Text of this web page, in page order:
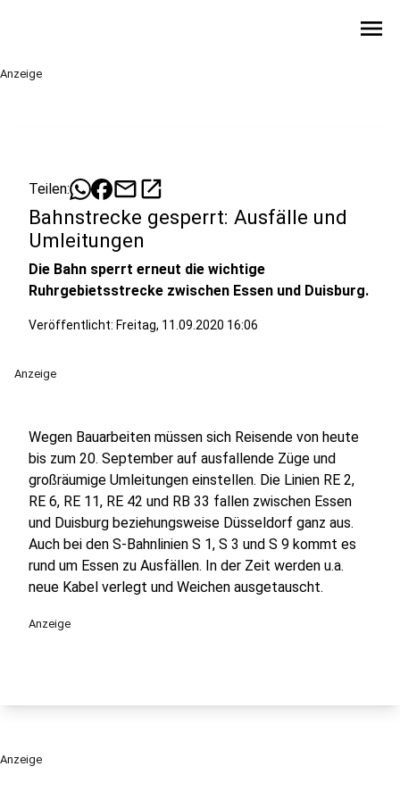
menu
Anzeige
Teilen: mailopen_in_new
Bahnstrecke gesperrt: Ausfälle und
Umleitungen
Die Bahn sperrt erneut die wichtige
Ruhrgebietsstrecke zwischen Essen und Duisburg.
Veröffentlicht: Freitag, 11.09.2020 16:06
Anzeige
Wegen Bauarbeiten müssen sich Reisende von heute
bis zum 20. September auf ausfallende Züge und
großräumige Umleitungen einstellen. Die Linien RE 2,
RE 6, RE 11, RE 42 und RB 33 fallen zwischen Essen
und Duisburg beziehungsweise Düsseldorf ganz aus.
Auch bei den S-Bahnlinien S 1, S 3 und S 9 kommt es
rund um Essen zu Ausfällen. In der Zeit werden u.a.
neue Kabel verlegt und Weichen ausgetauscht.
Anzeige
Anzeige